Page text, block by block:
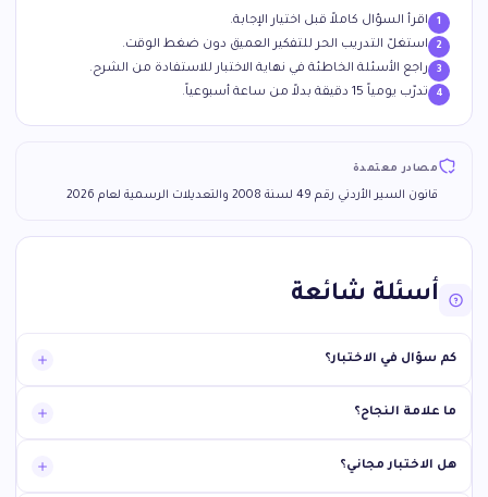
اقرأ السؤال كاملاً قبل اختيار الإجابة.
استغلّ التدريب الحر للتفكير العميق دون ضغط الوقت.
راجع الأسئلة الخاطئة في نهاية الاختبار للاستفادة من الشرح.
تدرّب يومياً 15 دقيقة بدلاً من ساعة أسبوعياً.
مصادر معتمدة
قانون السير الأردني رقم 49 لسنة 2008 والتعديلات الرسمية لعام 2026
أسئلة شائعة
كم سؤال في الاختبار؟
ما علامة النجاح؟
هل الاختبار مجاني؟